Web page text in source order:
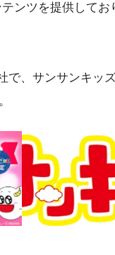
ンツを提供してお
で、サンサンキッ